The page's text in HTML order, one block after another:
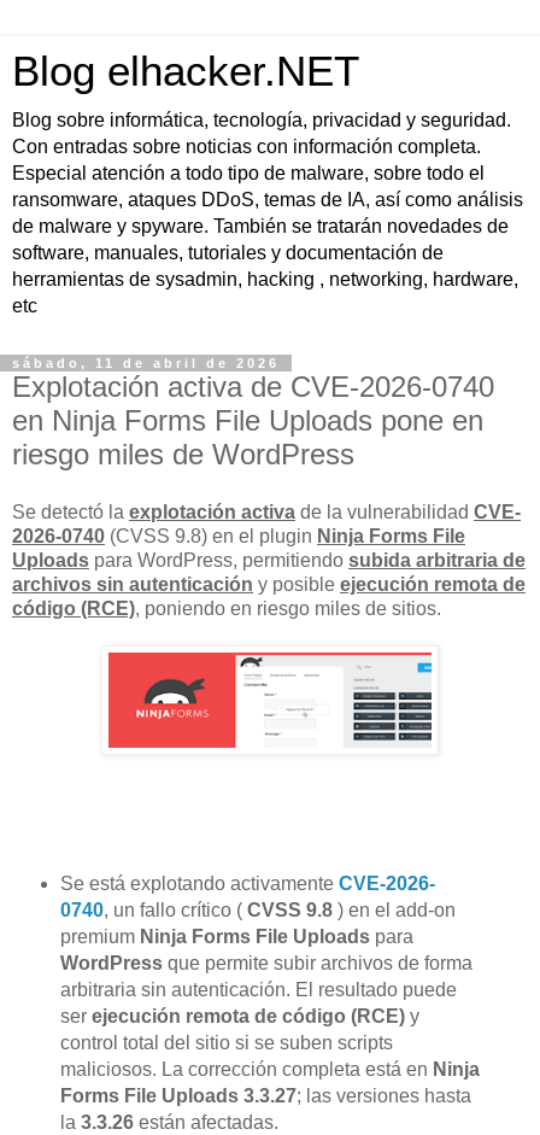
Blog elhacker.NET
Blog sobre informática, tecnología, privacidad y seguridad.
Con entradas sobre noticias con información completa.
Especial atención a todo tipo de malware, sobre todo el
ransomware, ataques DDoS, temas de IA, así como análisis
de malware y spyware. También se tratarán novedades de
software, manuales, tutoriales y documentación de
herramientas de sysadmin, hacking , networking, hardware,
etc
sábado, 11 de abril de 2026
Explotación activa de CVE-2026-0740
en Ninja Forms File Uploads pone en
riesgo miles de WordPress
Se detectó la explotación activa de la vulnerabilidad CVE-
2026-0740 (CVSS 9.8) en el plugin Ninja Forms File
Uploads para WordPress, permitiendo subida arbitraria de
archivos sin autenticación y posible ejecución remota de
código (RCE), poniendo en riesgo miles de sitios.
Se está explotando activamente CVE-2026-
0740, un fallo crítico ( CVSS 9.8) en el add-on
premium Ninja Forms File Uploadspara
WordPressque permite subir archivos de forma
arbitraria sin autenticación. El resultado puede
ser ejecución remota de código (RCE)y
control total del sitio si se suben scripts
maliciosos. La corrección completa está en Ninja
Forms File Uploads 3.3.27; las versiones hasta
la 3.3.26están afectadas.